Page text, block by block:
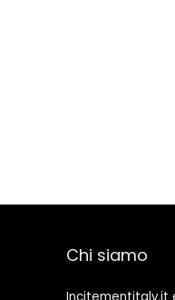
Chi siamo